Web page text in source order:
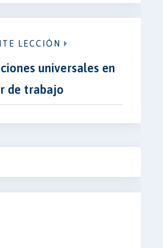
LECCIÓN
universales en
de trabajo